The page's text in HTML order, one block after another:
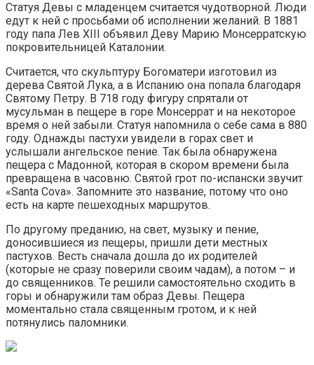
Статуя Девы с младенцем считается чудотворной. Люди
едут к ней с просьбами об исполнении желаний. В 1881
году папа Лев XIII объявил Деву Марию Монсерратскую
покровительницей Каталонии.
Считается, что скульптуру Богоматери изготовил из
дерева Святой Лука, а в Испанию она попала благодаря
Святому Петру. В 718 году фигуру спрятали от
мусульман в пещере в горе Монсеррат и на некоторое
время о ней забыли. Статуя напомнила о себе сама в 880
году. Однажды пастухи увидели в горах свет и
услышали ангельское пение. Так была обнаружена
пещера с Мадонной, которая в скором времени была
превращена в часовню. Святой грот по-испански звучит
«Santa Cova». Запомните это название, потому что оно
есть на карте пешеходных маршрутов.
По другому преданию, на свет, музыку и пение,
доносившиеся из пещеры, пришли дети местных
пастухов. Весть сначала дошла до их родителей
(которые не сразу поверили своим чадам), а потом – и
до священников. Те решили самостоятельно сходить в
горы и обнаружили там образ Девы. Пещера
моментально стала священным гротом, и к ней
потянулись паломники.